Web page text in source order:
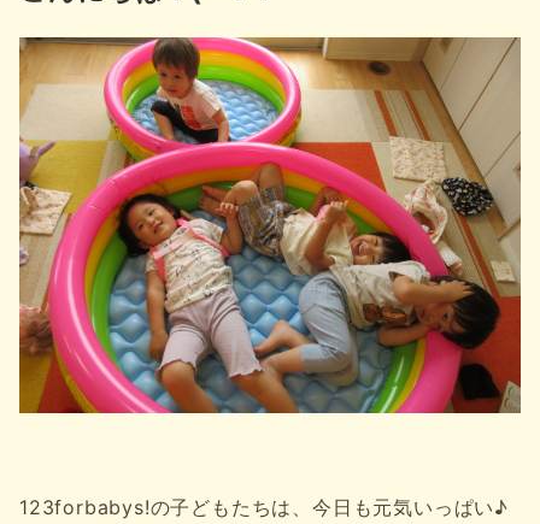
123forbabys!の子どもたちは、今日も元気いっぱい♪